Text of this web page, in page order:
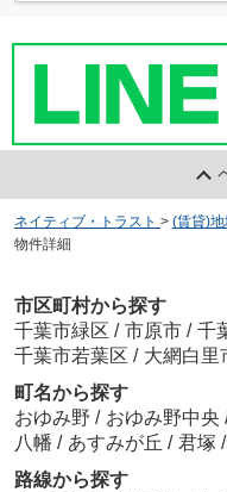
ネイティブ・トラスト > (賃貸)
物件詳細
市区町村から探す
千葉市緑区 / 市原市 / 千
千葉市若葉区 / 大網白里
町名から探す
おゆみ野 / おゆみ野中央
八幡 / あすみが丘 / 君塚 /
路線から探す